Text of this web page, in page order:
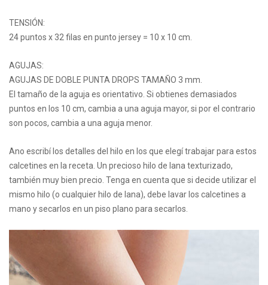
TENSIÓN:
24 puntos x 32 filas en punto jersey = 10 x 10 cm.
AGUJAS:
AGUJAS DE DOBLE PUNTA DROPS TAMAÑO 3 mm.
El tamaño de la aguja es orientativo. Si obtienes demasiados
puntos en los 10 cm, cambia a una aguja mayor, si por el contrario
son pocos, cambia a una aguja menor.
Ano escribí los detalles del hilo en los que elegí trabajar para estos
calcetines en la receta. Un precioso hilo de lana texturizado,
también muy bien precio. Tenga en cuenta que si decide utilizar el
mismo hilo (o cualquier hilo de lana), debe lavar los calcetines a
mano y secarlos en un piso plano para secarlos.